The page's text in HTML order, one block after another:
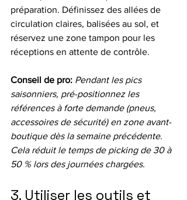
préparation. Définissez des allées de
circulation claires, balisées au sol, et
réservez une zone tampon pour les
réceptions en attente de contrôle.
Conseil de pro: Pendant les pics
saisonniers, pré-positionnez les
références à forte demande (pneus,
accessoires de sécurité) en zone avant-
boutique dès la semaine précédente.
Cela réduit le temps de picking de 30 à
50 % lors des journées chargées.
3. Utiliser les outils et